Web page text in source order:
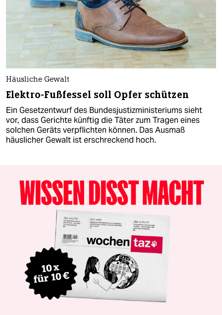
Häusliche Gewalt
Elektro-Fußfessel soll Opfer schützen
Ein Gesetzentwurf des Bundesjustizministeriums sieht
vor, dass Gerichte künftig die Täter zum Tragen eines
solchen Geräts verpflichten können. Das Ausmaß
häuslicher Gewalt ist erschreckend hoch.